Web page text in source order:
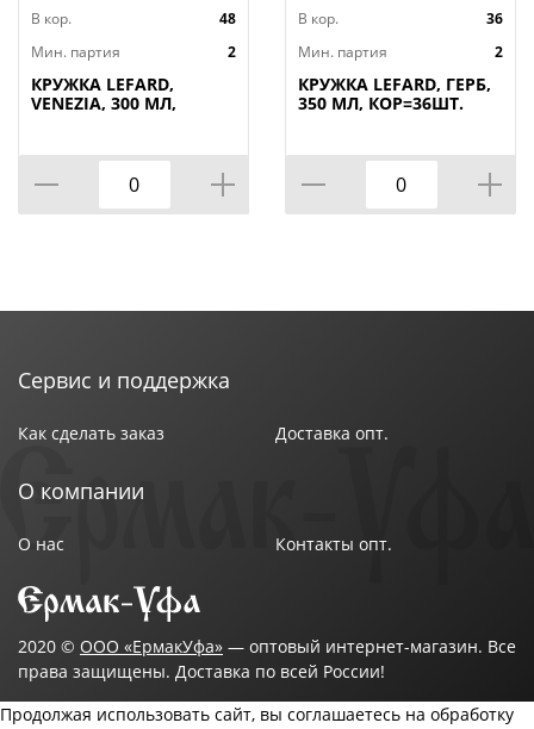
В кор.
48
Мин. партия
2
КРУЖКА LEFARD,
VENEZIA, 300 МЛ,
В кор.
36
Мин. партия
2
КРУЖКА LEFARD, ГЕРБ,
350 МЛ, КОР=36ШТ.
Сервис и поддержка
Как сделать заказ Доставка опт.
О компании
О нас Контакты опт.
2020 © ООО «ЕрмакУфа» — оптовый интернет-магазин. Все
права защищены. Доставка по всей России!
Продолжая использовать сайт, вы соглашаетесь на обработку